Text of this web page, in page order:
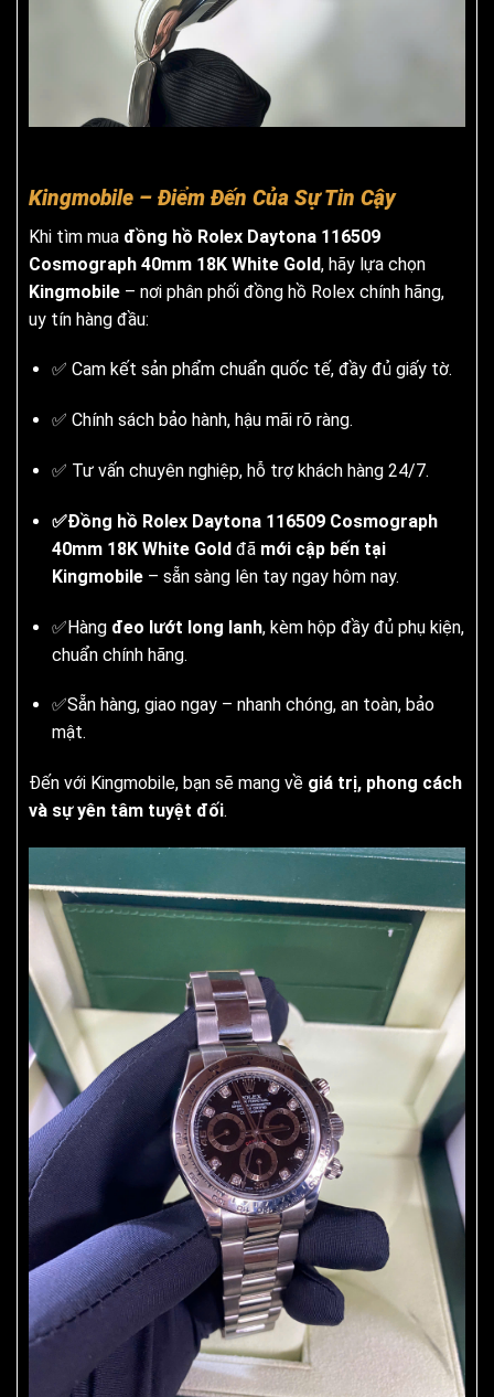
Kingmobile – Điểm Đến Của Sự Tin Cậy
Khi tìm mua đồng hồ Rolex Daytona 116509
Cosmograph 40mm 18K White Gold, hãy lựa chọn
Kingmobile – nơi phân phối đồng hồ Rolex chính hãng,
uy tín hàng đầu:
✅ Cam kết sản phẩm chuẩn quốc tế, đầy đủ giấy tờ.
✅ Chính sách bảo hành, hậu mãi rõ ràng.
✅ Tư vấn chuyên nghiệp, hỗ trợ khách hàng 24/7.
✅Đồng hồ Rolex Daytona 116509 Cosmograph
40mm 18K White Goldđã mới cập bến tại
Kingmobile– sẵn sàng lên tay ngay hôm nay.
✅Hàng đeo lướt long lanh, kèm hộp đầy đủ phụ kiện,
chuẩn chính hãng.
✅Sẵn hàng, giao ngay – nhanh chóng, an toàn, bảo
mật.
Đến với Kingmobile, bạn sẽ mang về giá trị, phong cách
và sự yên tâm tuyệt đối.